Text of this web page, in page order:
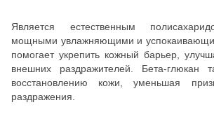
Является естественным
мощными увлажняющими и
помогает укрепить кожный барьер,
внешних раздражителей. Бета-глюкан
восстановлению кожи, уменьшая
раздражения.